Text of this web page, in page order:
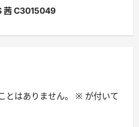
茜 C3015049
はありません。 ※ が付いて